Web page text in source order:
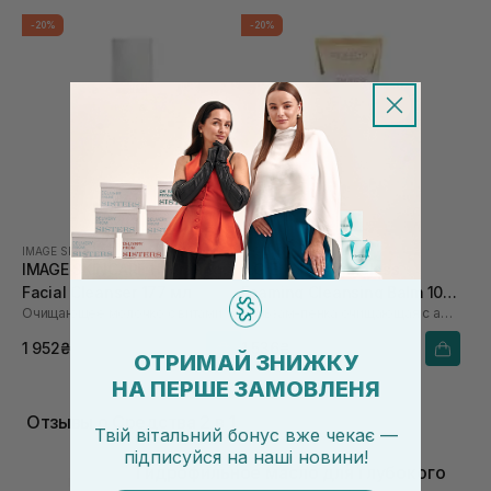
-20%
IMAGE SKINCARE
IMAGE SKINCARE Hydrating
Facial Cleanser 177 мл
Очищающее молочко с витамином C
1 952₴2 440₴
-20%
A.G.E. STOP
A.G.E. STOP Timeless
Foaming Cleansing Balm 100
мл
Бальзам-пенка очищающая с аминокислотами
1 536₴
Отзывы о Средства 2 в 1
Гидрофильное масло для глубокого
ОТРИМАЙ ЗНИЖКУ
НА ПЕРШЕ ЗАМОВЛЕНЯ
Твій вітальний бонус вже чекає —
підписуйся на наші новини!